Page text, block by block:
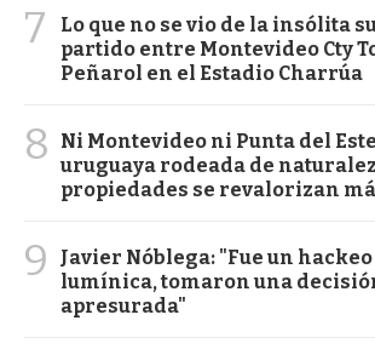
7
Lo que no se vio de la insólita
partido entre Montevideo Cty
Peñarol en el Estadio Charrúa
8
Ni Montevideo ni Punta del
uruguaya rodeada de
propiedades se revalorizan
9
Javier Nóblega: "Fue un
lumínica, tomaron una
apresurada"